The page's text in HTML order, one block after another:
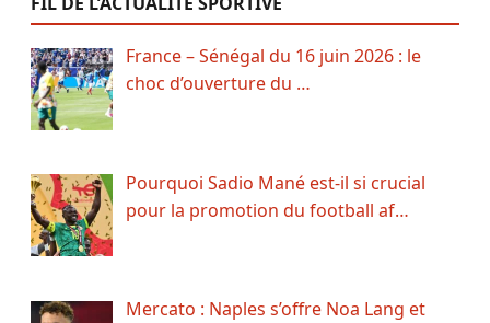
France – Sénégal du 16 juin 2026 : le
choc d’ouverture du …
Pourquoi Sadio Mané est-il si crucial
pour la promotion du football af…
Mercato : Naples s’offre Noa Lang et